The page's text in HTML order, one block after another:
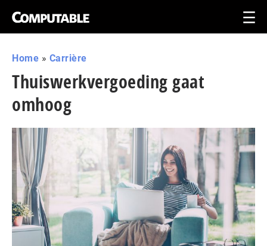
Home » Carrière
Thuiswerkvergoeding gaat
omhoog